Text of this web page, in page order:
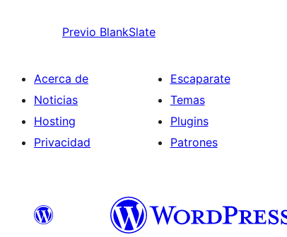
Previo BlankSlate
Acerca de
Noticias
Hosting
Privacidad
Escaparate
Temas
Plugins
Patrones